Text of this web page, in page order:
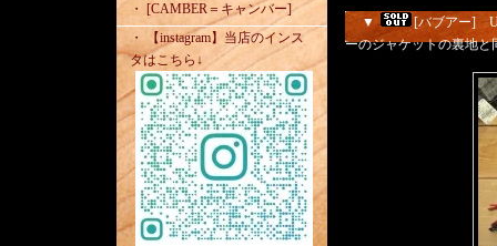
・ [CAMBER＝キャンバー]
・ 【instagram】当店のインス
タはこちら↓
▼
[バブアー]
ーのジャケットの裏地